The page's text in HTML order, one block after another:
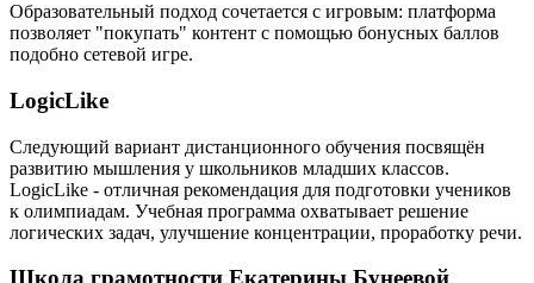
Образовательный подход сочетается с игровым: платформа
позволяет "покупать" контент с помощью бонусных баллов
подобно сетевой игре.
LogicLike
Следующий вариант дистанционного обучения посвящён
развитию мышления у школьников младших классов.
LogicLike - отличная рекомендация для подготовки учеников
к олимпиадам. Учебная программа охватывает решение
логических задач, улучшение концентрации, проработку речи.
Школа грамотности Екатерины Бунеевой